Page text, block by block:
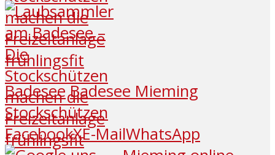
Badesee Badesee Mieming
Stockschützen
FacebookXE-MailWhatsApp